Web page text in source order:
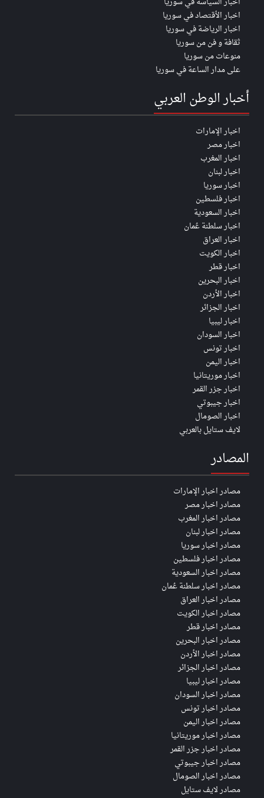
اخبار الأقتصاد في سوريا
اخبار الرياضة في سوريا
ثقافة و فن من سوريا
منوعات من سوريا
على مدار الساعة في سوريا
أخبار الوطن العربي
اخبار الإمارات
اخبار مصر
اخبار المغرب
اخبار لبنان
اخبار سوريا
اخبار فلسطين
اخبار السعودية
اخبار سلطنة عُمان
اخبار العراق
اخبار الكويت
اخبار قطر
اخبار البحرين
اخبار الأردن
اخبار الجزائر
اخبار ليبيا
اخبار السودان
اخبار تونس
اخبار اليمن
اخبار موريتانيا
اخبار جزر القمر
اخبار جيبوتي
اخبار الصومال
لايف ستايل بالعربي
المصادر
مصادر اخبار الإمارات
مصادر اخبار مصر
مصادر اخبار المغرب
مصادر اخبار لبنان
مصادر اخبار سوريا
مصادر اخبار فلسطين
مصادر اخبار السعودية
مصادر اخبار سلطنة عُمان
مصادر اخبار العراق
مصادر اخبار الكويت
مصادر اخبار قطر
مصادر اخبار البحرين
مصادر اخبار الأردن
مصادر اخبار الجزائر
مصادر اخبار ليبيا
مصادر اخبار السودان
مصادر اخبار تونس
مصادر اخبار اليمن
مصادر اخبار موريتانيا
مصادر اخبار جزر القمر
مصادر اخبار جيبوتي
مصادر اخبار الصومال
مصادر لايف ستايل